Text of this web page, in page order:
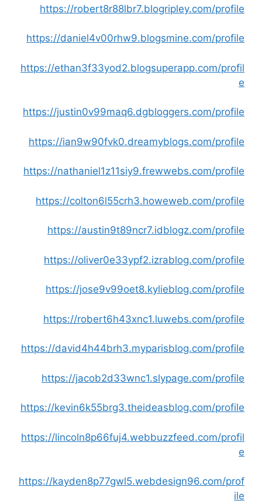
https://robert8r88lbr7.blogripley.com/profile
https://daniel4v00rhw9.blogsmine.com/profile
https://ethan3f33yod2.blogsuperapp.com/profil
e
https://justin0v99maq6.dgbloggers.com/profile
https://ian9w90fvk0.dreamyblogs.com/profile
https://nathaniel1z11siy9.frewwebs.com/profile
https://colton6l55crh3.howeweb.com/profile
https://austin9t89ncr7.idblogz.com/profile
https://oliver0e33ypf2.izrablog.com/profile
https://jose9v99oet8.kylieblog.com/profile
https://robert6h43xnc1.luwebs.com/profile
https://david4h44brh3.myparisblog.com/profile
https://jacob2d33wnc1.slypage.com/profile
https://kevin6k55brg3.theideasblog.com/profile
https://lincoln8p66fuj4.webbuzzfeed.com/profil
e
https://kayden8p77gwl5.webdesign96.com/prof
ile